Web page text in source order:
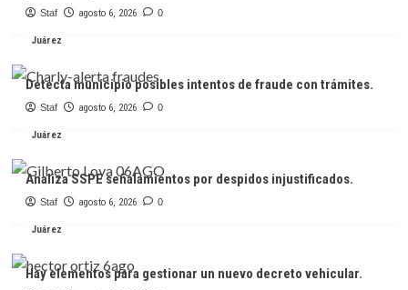
Staf agosto 6, 2026 0
Juárez
Detecta municipio posibles intentos de fraude con trámites.
Staf agosto 6, 2026 0
Juárez
Analiza SSPE señalamientos por despidos injustificados.
Staf agosto 6, 2026 0
Juárez
Hay elementos para gestionar un nuevo decreto vehicular.